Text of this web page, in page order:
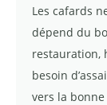
Les cafards
dépend du
restauration,
besoin
vers la